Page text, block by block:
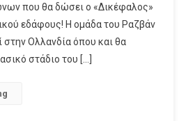
που θα δώσει ο «Δικέφαλος»
εδάφους! Η ομάδα του Ραζβάν
Ολλανδία όπου και θα
στάδιο του […]